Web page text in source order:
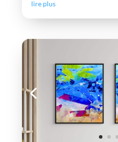
lire plus